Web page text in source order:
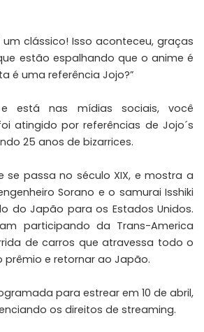
clássico! Isso aconteceu, graças
estão espalhando que o anime é
é uma referência Jojo?”
está nas mídias sociais, você
atingido por referências de Jojo´s
25 anos de bizarrices.
se passa no século XIX, e mostra a
Sorano e o samurai Isshiki
do Japão para os Estados Unidos.
participando da Trans-America
de carros que atravessa todo o
prêmio e retornar ao Japão.
para estrear em 10 de abril,
os direitos de streaming.